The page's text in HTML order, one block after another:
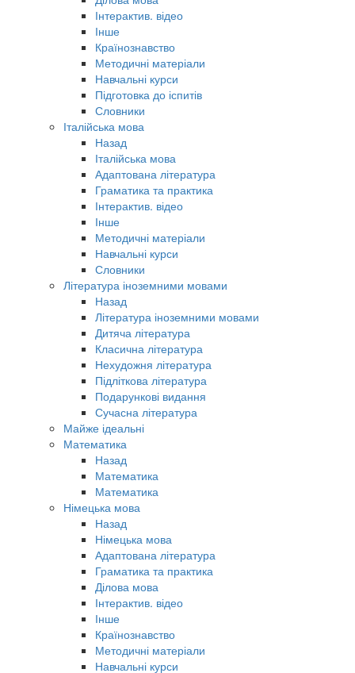
Інтерактив. відео
Інше
Країнознавство
Методичні матеріали
Навчальні курси
Підготовка до іспитів
Словники
Італійська мова
Назад
Італійська мова
Адаптована література
Граматика та практика
Інтерактив. відео
Інше
Методичні матеріали
Навчальні курси
Словники
Література іноземними мовами
Назад
Література іноземними мовами
Дитяча література
Класична література
Нехудожня література
Підліткова література
Подарункові видання
Сучасна література
Майже ідеальні
Математика
Назад
Математика
Математика
Німецька мова
Назад
Німецька мова
Адаптована література
Граматика та практика
Ділова мова
Інтерактив. відео
Інше
Країнознавство
Методичні матеріали
Навчальні курси